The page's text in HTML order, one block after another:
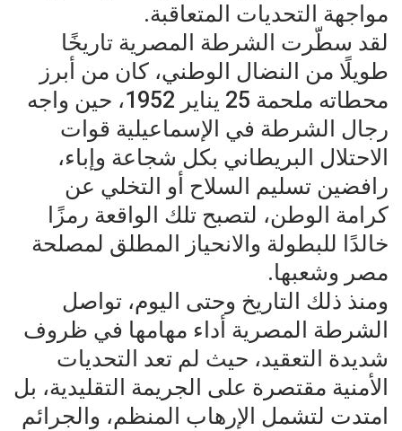
مواجهة التحديات المتعاقبة.
لقد سطّرت الشرطة المصرية تاريخًا
طويلًا من النضال الوطني، كان من أبرز
محطاته ملحمة 25 يناير 1952، حين واجه
رجال الشرطة في الإسماعيلية قوات
الاحتلال البريطاني بكل شجاعة وإباء،
رافضين تسليم السلاح أو التخلي عن
كرامة الوطن، لتصبح تلك الواقعة رمزًا
خالدًا للبطولة والانحياز المطلق لمصلحة
مصر وشعبها.
ومنذ ذلك التاريخ وحتى اليوم، تواصل
الشرطة المصرية أداء مهامها في ظروف
شديدة التعقيد، حيث لم تعد التحديات
الأمنية مقتصرة على الجريمة التقليدية، بل
امتدت لتشمل الإرهاب المنظم، والجرائم